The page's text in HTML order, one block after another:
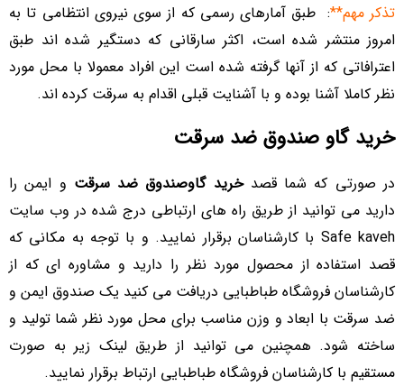
تذکر مهم**: طبق آمارهای رسمی که از سوی نیروی انتظامی تا به
امروز منتشر شده است، اکثر سارقانی که دستگیر شده‌ اند طبق
اعترافاتی که از آنها گرفته شده است این افراد معمولا با محل مورد
نظر کاملا آشنا بوده و با آشنایت قبلی اقدام به سرقت کرده اند.
خرید گاو صندوق ضد سرقت
در صورتی که شما قصدخرید گاوصندوق ضد سرقت و ایمن را
دارید می توانید از طریق راه های ارتباطی درج شده در وب سایت
Safe kaveh با کارشناسان برقرار نمایید. و با توجه به مکانی که
قصد استفاده از محصول مورد نظر را دارید و مشاوره ای که از
کارشناسان فروشگاه طباطبایی دریافت می کنید یک صندوق ایمن و
ضد سرقت با ابعاد و وزن مناسب برای محل مورد نظر شما تولید و
ساخته شود. همچنین می توانید از طریق لینک زیر به صورت
مستقیم با کارشناسان فروشگاه طباطبایی ارتباط برقرار نمایید.